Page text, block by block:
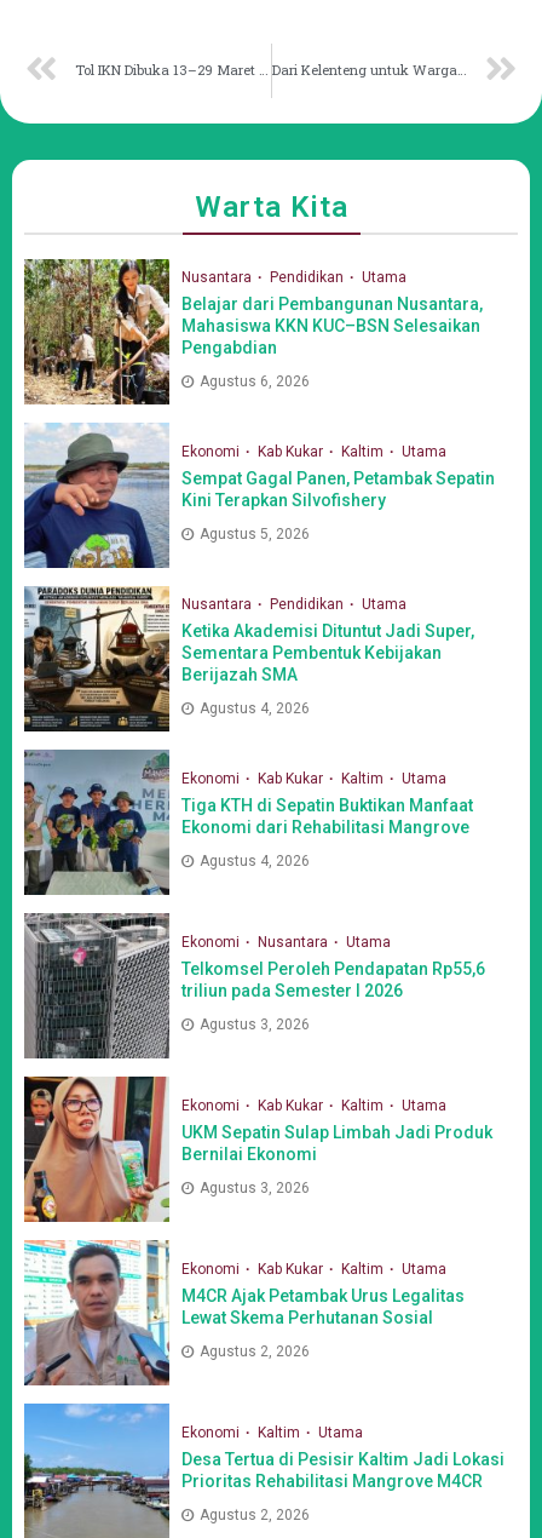
Tol IKN Dibuka 13–29 Maret Perlancar Arus Mudik-Balik Dari Kelenteng untuk Warga Samarinda (Sebuah toleransi tanpa sekat)
Warta Kita
Nusantara Pendidikan Utama
Belajar dari Pembangunan Nusantara,
Mahasiswa KKN KUC–BSN Selesaikan
Pengabdian
Agustus 6, 2026
Ekonomi Kab Kukar Kaltim Utama
Sempat Gagal Panen, Petambak Sepatin
Kini Terapkan Silvofishery
Agustus 5, 2026
Nusantara Pendidikan Utama
Ketika Akademisi Dituntut Jadi Super,
Sementara Pembentuk Kebijakan
Berijazah SMA
Agustus 4, 2026
Ekonomi Kab Kukar Kaltim Utama
Tiga KTH di Sepatin Buktikan Manfaat
Ekonomi dari Rehabilitasi Mangrove
Agustus 4, 2026
Ekonomi Nusantara Utama
Telkomsel Peroleh Pendapatan Rp55,6
triliun pada Semester I 2026
Agustus 3, 2026
Ekonomi Kab Kukar Kaltim Utama
UKM Sepatin Sulap Limbah Jadi Produk
Bernilai Ekonomi
Agustus 3, 2026
Ekonomi Kab Kukar Kaltim Utama
M4CR Ajak Petambak Urus Legalitas
Lewat Skema Perhutanan Sosial
Agustus 2, 2026
Ekonomi Kaltim Utama
Desa Tertua di Pesisir Kaltim Jadi Lokasi
Prioritas Rehabilitasi Mangrove M4CR
Agustus 2, 2026